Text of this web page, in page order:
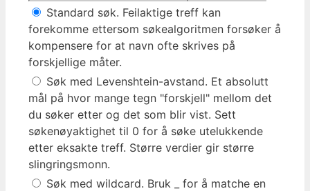
Standard søk. Feilaktige treff kan
forekomme ettersom søkealgoritmen forsøker å
kompensere for at navn ofte skrives på
forskjellige måter.
Søk med Levenshtein-avstand. Et absolutt
mål på hvor mange tegn "forskjell" mellom det
du søker etter og det som blir vist. Sett
søkenøyaktighet til 0 for å søke utelukkende
etter eksakte treff. Større verdier gir større
slingringsmonn.
Søk med wildcard. Bruk _ for å matche en